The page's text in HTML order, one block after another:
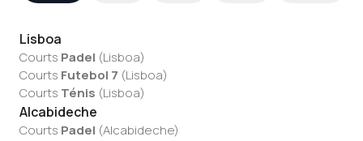
Lisboa
Courts Padel (Lisboa)
Courts Futebol 7 (Lisboa)
Courts Ténis (Lisboa)
Alcabideche
Courts Padel (Alcabideche)